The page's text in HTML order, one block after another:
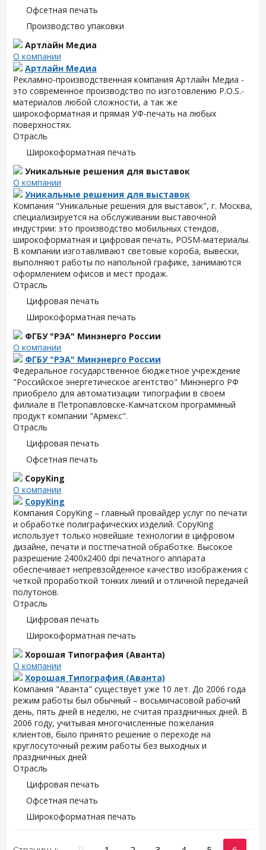
Офсетная печать
Производство упаковки
Артлайн Медиа
О компании
Артлайн Медиа
Рекламно-производственная компания Артлайн Медиа -
это современное производство по изготовлению P.O.S.-
материалов любой сложности, а так же
широкоформатная и прямая УФ-печать на любых
поверхностях.
Отрасль
Широкоформатная печать
Уникальные решения для выставок
О компании
Уникальные решения для выставок
Компания "Уникальные решения для выставок", г. Москва,
специализируется на обслуживании выставочной
индустрии: это производство мобильных стендов,
широкоформатная и цифровая печать, POSM-материалы.
В компании изготавливают световые короба, вывески,
выполняют работы по напольной графике, занимаются
оформлением офисов и мест продаж.
Отрасль
Цифровая печать
Широкоформатная печать
ФГБУ "РЭА" Минэнерго России
О компании
ФГБУ "РЭА" Минэнерго России
Федеральное государственное бюджетное учреждение
"Российское энергетическое агентство" Минэнерго РФ
приобрело для автоматизации типографии в своем
филиале в Петропавловске-Камчатском программный
продукт компании "Армекс".
Отрасль
Цифровая печать
Офсетная печать
CopyKing
О компании
CopyKing
Компания CopyKing – главный провайдер услуг по печати
и обработке полиграфических изделий. CopyKing
использует только новейшие технологии в цифровом
дизайне, печати и постпечатной обработке. Высокое
разрешение 2400x2400 dpi печатного аппарата
обеспечивает непревзойденное качество изображения с
четкой проработкой тонких линий и отличной передачей
полутонов.
Отрасль
Цифровая печать
Широкоформатная печать
Хорошая Типография (Аванта)
О компании
Хорошая Типография (Аванта)
Компания "Аванта" существует уже 10 лет. До 2006 года
режим работы был обычный – восьмичасовой рабочий
день, пять дней в неделю, не считая праздничных дней. В
2006 году, учитывая многочисленные пожелания
клиентов, было принято решение о переходе на
круглосуточный режим работы без выходных и
праздничных дней
Отрасль
Цифровая печать
Офсетная печать
Широкоформатная печать